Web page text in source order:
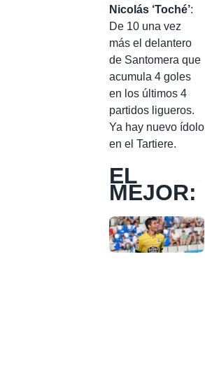
Nicolás ‘Toché’:
De 10 una vez
más el delantero
de Santomera que
acumula 4 goles
en los últimos 4
partidos ligueros.
Ya hay nuevo ídolo
en el Tartiere.
EL
MEJOR: